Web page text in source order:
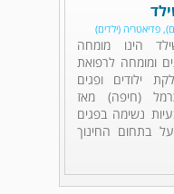
פדיאטריה (ילדים)
הינו מומחה
ומומחה לרפואת
ילודים ופגים
(חיפה) מאז
נשימה בפגים
בתחום החינוך